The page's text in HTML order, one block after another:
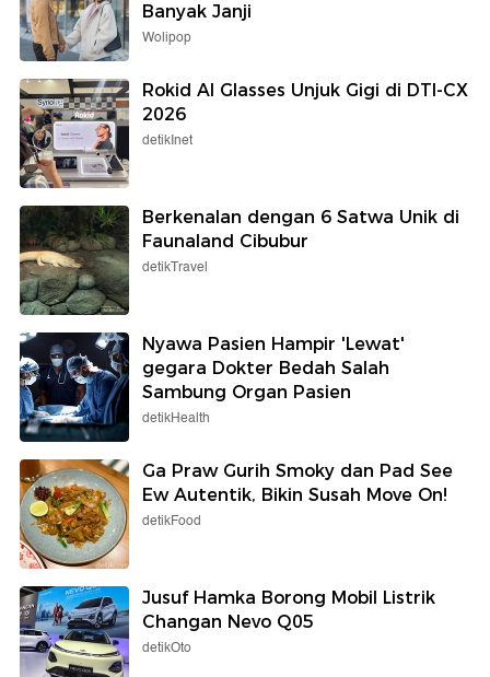
Banyak Janji
Wolipop
Rokid AI Glasses Unjuk Gigi di DTI-CX
2026
detikInet
Berkenalan dengan 6 Satwa Unik di
Faunaland Cibubur
detikTravel
Nyawa Pasien Hampir 'Lewat'
gegara Dokter Bedah Salah
Sambung Organ Pasien
detikHealth
Ga Praw Gurih Smoky dan Pad See
Ew Autentik, Bikin Susah Move On!
detikFood
Jusuf Hamka Borong Mobil Listrik
Changan Nevo Q05
detikOto